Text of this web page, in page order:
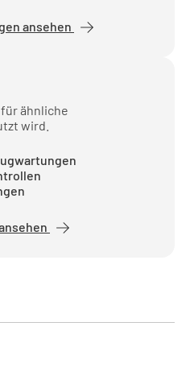
SCHLECHT
ansehen
ähnliche
wird.